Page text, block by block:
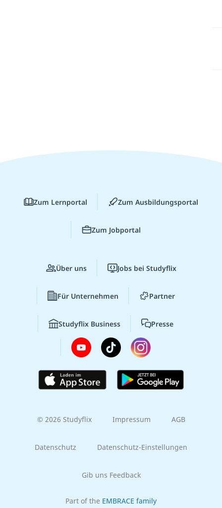
Zum Lernportal Zum Ausbildungsportal
Zum Jobportal
Über uns Jobs bei Studyflix
Für Unternehmen Partner
Studyflix Business Presse
© 2026 Studyflix Impressum AGB
Datenschutz Datenschutz-Einstellungen
Gib uns Feedback
Part of the EMBRACE family